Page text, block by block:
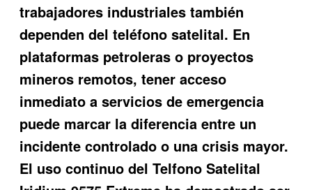
trabajadores industriales también
dependen del teléfono satelital. En
plataformas petroleras o proyectos
mineros remotos, tener acceso
inmediato a servicios de emergencia
puede marcar la diferencia entre un
incidente controlado o una crisis mayor.
El uso continuo delTelfono Satelital